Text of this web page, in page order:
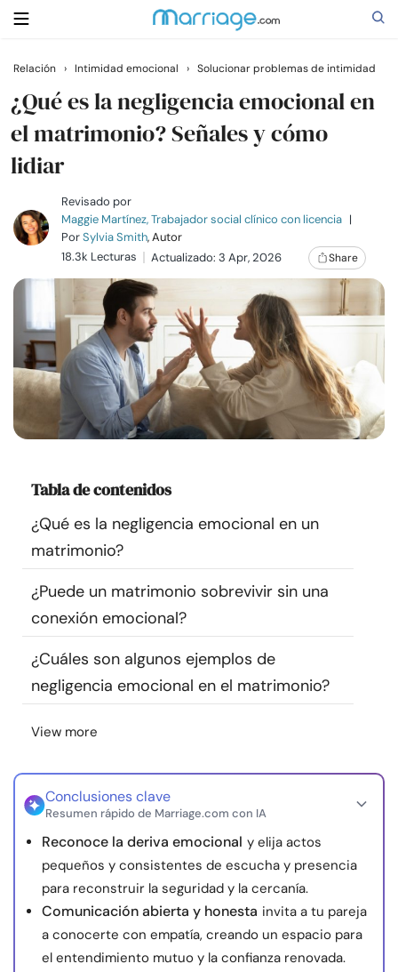
Buscar
Casarse
Relaciones
Familia
Ayuda
Cursos
Recursos
Encuentra un terapeuta
Idioma ES
Sobre nosotros Contáctanos Escríbenos
Publicidad con
nosotros
© Copyright 2026. Todos los derechos reservados.
Relación › Intimidad emocional › Solucionar problemas de intimidad
¿Qué es la negligencia emocional en
el matrimonio? Señales y cómo
lidiar
Revisado por
Maggie Martínez, Trabajador social clínico con licencia |
PorSylvia Smith, Autor
18.3k Lecturas
Actualizado: 3 Apr, 2026 Share
Tabla de contenidos
¿Qué es la negligencia emocional en un
matrimonio?
¿Puede un matrimonio sobrevivir sin una
conexión emocional?
¿Cuáles son algunos ejemplos de
negligencia emocional en el matrimonio?
View more
Conclusiones clave
Resumen rápido de Marriage.com con IA
Reconoce la deriva emocional y elija actos
pequeños y consistentes de escucha y presencia
para reconstruir la seguridad y la cercanía.
Comunicación abierta y honesta invita a tu pareja
a conocerte con empatía, creando un espacio para
el entendimiento mutuo y la confianza renovada.